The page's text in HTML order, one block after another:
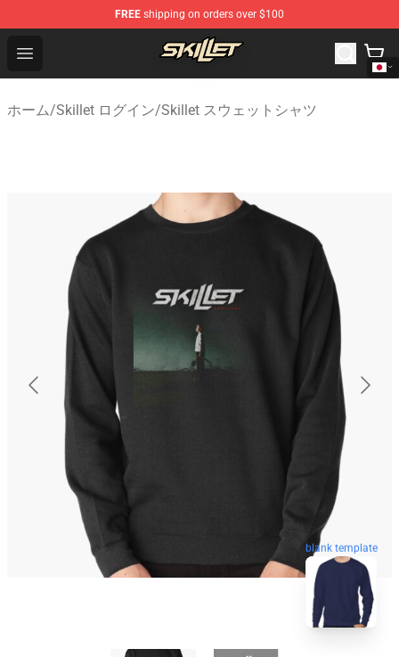
FREE shipping on orders over $100
Open menu
Skillet Shop - Official Skillet Merchandise Store
ホーム/Skillet ログイン/Skillet スウェットシャツ
blank template